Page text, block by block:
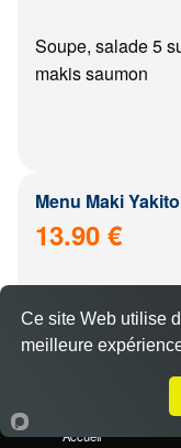
Soupe, salade 5
makis saumon
Menu Maki
13.90 €
Soupe, salade, riz
boulette de poulet,
Accueil
Ce site Web utilise
meilleure